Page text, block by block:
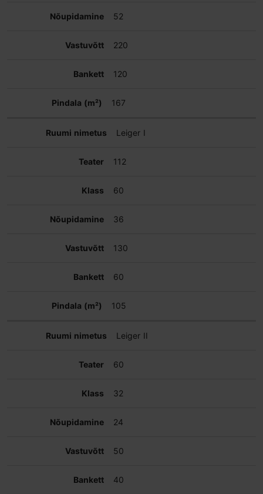
52
220
120
167
Leiger I
112
60
36
130
60
105
Leiger II
60
32
24
50
40